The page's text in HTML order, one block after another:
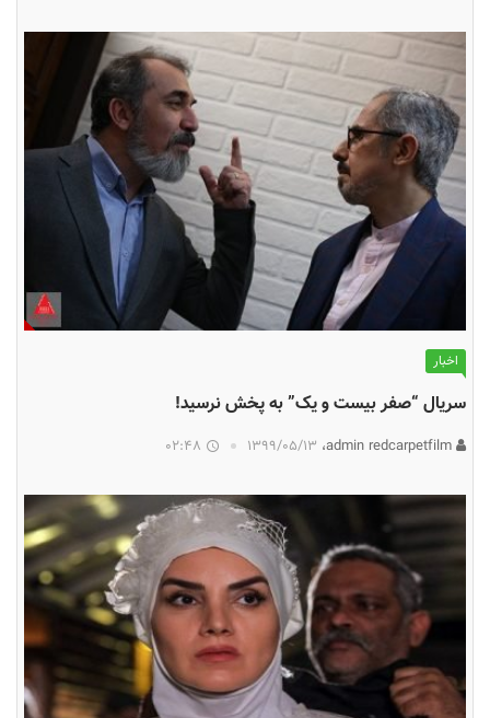
اخبار
سریال “صفر بیست و یک” به پخش نرسید!
۱۳۹۹/۰۵/۱۳ 02:48